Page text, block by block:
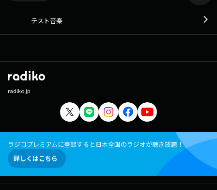
テスト音楽
radiko.jp
ラジコプレミアムに登録すると日本全国のラジオが聴き放題！
詳しくはこちら